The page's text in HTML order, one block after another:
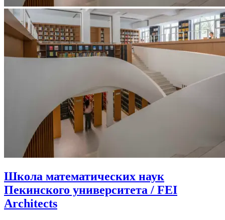
Школа математических наук
Пекинского университета / FEI
Architects